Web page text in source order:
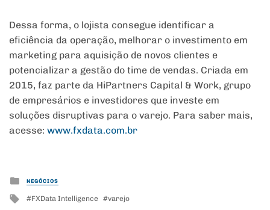
Dessa forma, o lojista consegue identificar a
eficiência da operação, melhorar o investimento em
marketing para aquisição de novos clientes e
potencializar a gestão do time de vendas. Criada em
2015, faz parte da HiPartners Capital & Work, grupo
de empresários e investidores que investe em
soluções disruptivas para o varejo. Para saber mais,
acesse: www.fxdata.com.br
Posted
in
NEGÓCIOS
Tagged
FXData Intelligence varejo